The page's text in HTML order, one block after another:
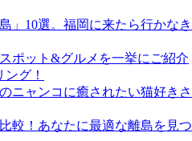
」10選。福岡に来たら行かなき
ポット&グルメを一挙にご紹介
グ！
ニャンコに癒されたい猫好きさ
較！あなたに最適な離島を見つ